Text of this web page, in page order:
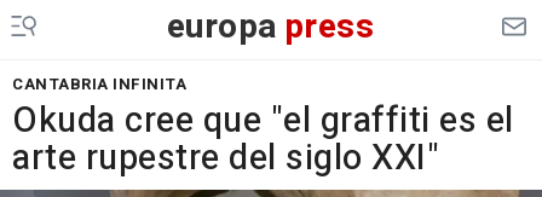
europa press
CANTABRIA INFINITA
Okuda cree que "el graffiti es el
arte rupestre del siglo XXI"